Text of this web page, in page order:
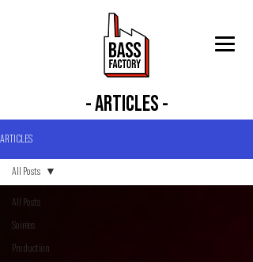
- ARTICLES -
ARTICLES
All Posts
Soirées
Production
All Posts